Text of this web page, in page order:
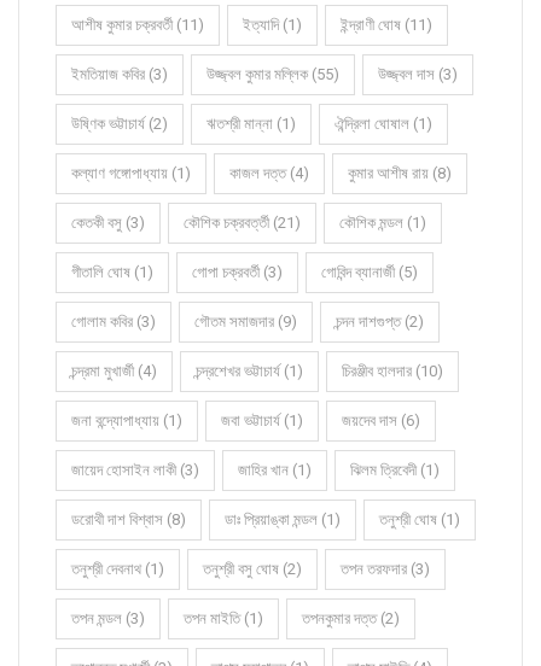
আশীষ কুমার চক্রবর্তী (11) ইত্যাদি (1) ইন্দ্রাণী ঘোষ (11)
ইমতিয়াজ কবির (3) উজ্জ্বল কুমার মল্লিক (55) উজ্জ্বল দাস (3)
উষ্ণিক ভট্টাচার্য (2) ঋতশ্রী মান্না (1) ঐন্দ্রিলা ঘোষাল (1)
কল্যাণ গঙ্গোপাধ্যায় (1) কাজল দত্ত (4) কুমার আশীষ রায় (8)
কেতকী বসু (3) কৌশিক চক্রবর্ত্তী (21) কৌশিক মন্ডল (1)
গীতালি ঘোষ (1) গোপা চক্রবর্তী (3) গোবিন্দ ব্যানার্জী (5)
গোলাম কবির (3) গৌতম সমাজদার (9) চন্দন দাশগুপ্ত (2)
চন্দ্রমা মুখার্জী (4) চন্দ্রশেখর ভট্টাচার্য (1) চিরঞ্জীব হালদার (10)
জনা বন্দ্যোপাধ্যায় (1) জবা ভট্টাচার্য (1) জয়দেব দাস (6)
জায়েদ হোসাইন লাকী (3) জাহির খান (1) ঝিলম ত্রিবেদী (1)
ডরোথী দাশ বিশ্বাস (8) ডাঃ প্রিয়াঙ্কা মন্ডল (1) তনুশ্রী ঘোষ (1)
তনুশ্রী দেবনাথ (1) তনুশ্রী বসু ঘোষ (2) তপন তরফদার (3)
তপন মন্ডল (3) তপন মাইতি (1) তপনকুমার দত্ত (2)